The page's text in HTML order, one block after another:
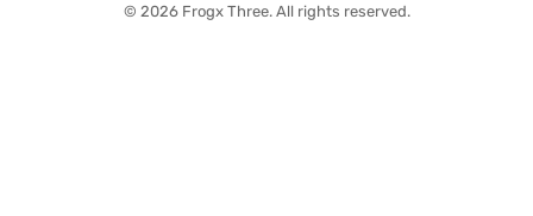
© 2026 Frogx Three. All rights reserved.